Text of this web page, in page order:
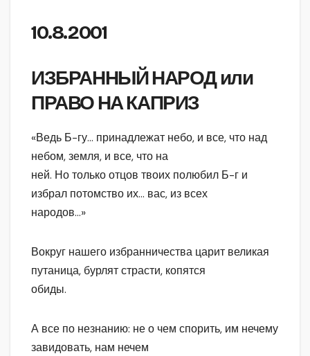
10.8.2001
ИЗБРАННЫЙ НАРОД или
ПРАВО НА КАПРИЗ
«Ведь Б-гу… принадлежат небо, и все, что над
небом, земля, и все, что на
ней. Но только отцов твоих полюбил Б-г и
избрал потомство их… вас, из всех
народов…»
Вокруг нашего избранничества царит великая
путаница, бурлят страсти, копятся
обиды.
А все по незнанию: не о чем спорить, им нечему
завидовать, нам нечем